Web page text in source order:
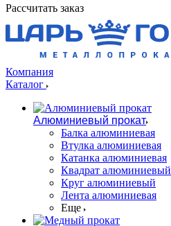
Рассчитать заказ
Компания
Каталог
Алюминиевый прокат
Балка алюминиевая
Втулка алюминиевая
Катанка алюминиевая
Квадрат алюминиевый
Круг алюминиевый
Лента алюминиевая
Еще